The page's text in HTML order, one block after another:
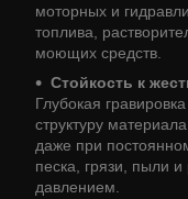
моторных и
топлива,
моющих средств.
Стойкость к
Глубокая
структуру
даже при
песка, грязи, пыли
давлением.